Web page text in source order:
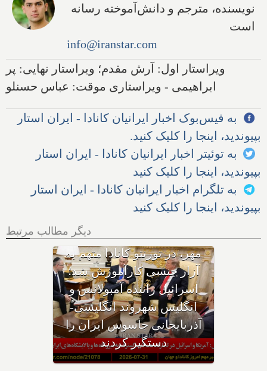
نویسنده، مترجم و دانش‌آموخته رسانه
است
info@iranstar.com
ویراستار اول: آرش مقدم؛ ویراستار نهایی: پر
ابراهیمی - ویراستاری موقت: عباس حسنلو
به فیس‌بوک اخبار ایرانیان کانادا - ایران استار
بپیوندید، اینجا را کلیک کنید.
به توئیتر اخبار ایرانیان کانادا - ایران استار
بپیوندید، اینجا را کلیک کنید
به تلگرام اخبار ایرانیان کانادا - ایران استار
بپیوندید، اینجا را کلیک کنید
دیگر مطالب مرتبطبا وجود حکم بازداشت، چگونه
هواپیمای نتانیاهو از فراز کانادا
گذشت؟ ترامپ پس از حمله
ایران به اردن: به شدت به
ایران حمله می‌کنیم؛ حوثی‌ها: از
تنگه باب‌المندب عوارض عبور
می‌گیریم